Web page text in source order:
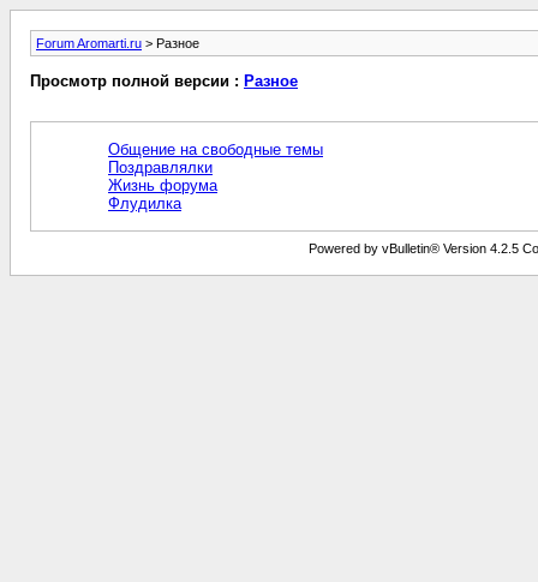
Forum Aromarti.ru > Разное
Просмотр полной версии : Разное
Общение на свободные темы
Поздравлялки
Жизнь форума
Флудилка
Powered by vBulletin® Version 4.2.5